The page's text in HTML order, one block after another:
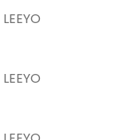
LEEYO
LEEYO